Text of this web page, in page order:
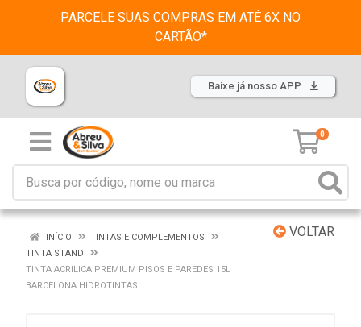
PARCELE SUAS COMPRAS EM ATÉ 6X NO
CARTÃO*
Baixe já nosso APP
0
VOLTAR
INÍCIO
TINTAS E COMPLEMENTOS
TINTA STAND
TINTA ACRILICA PREMIUM PISOS E PAREDES 15L
BARCELONA HIDROTINTAS